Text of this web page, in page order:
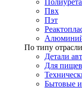
Пвх
Пэт
По типу отрасли
Детали
Для
Бытовые